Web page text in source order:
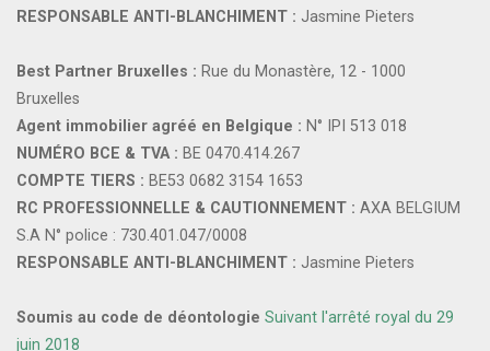
RESPONSABLE ANTI-BLANCHIMENT : Jasmine Pieters
Best Partner Bruxelles : Rue du Monastère, 12 - 1000
Bruxelles
Agent immobilier agréé en Belgique : N° IPI 513 018
NUMÉRO BCE & TVA : BE 0470.414.267
COMPTE TIERS : BE53 0682 3154 1653
RC PROFESSIONNELLE & CAUTIONNEMENT : AXA BELGIUM
S.A N° police : 730.401.047/0008
RESPONSABLE ANTI-BLANCHIMENT : Jasmine Pieters
Soumis au code de déontologie Suivant l'arrêté royal du 29
juin 2018